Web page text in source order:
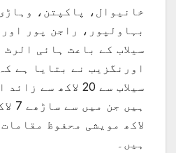
خانیوال، پاکپتن،
بہاولپور، راجن پور
سیلاب کے باعث ہائی
اورنگزیب نے بتایا ہے
سیلاب سے 20 لاکھ
لاکھ مویشی محفوظ
ہیں۔